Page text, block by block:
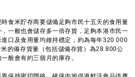
米貯存商要儲備足夠市民十五天的食用量
一般也會儲存多一倍存貨，足夠本港市民一
口及食用量均維持穩定，約為每年320 000
的備存貨量（包括儲備存貨）為28 800公
般會有約三個月的庫存。